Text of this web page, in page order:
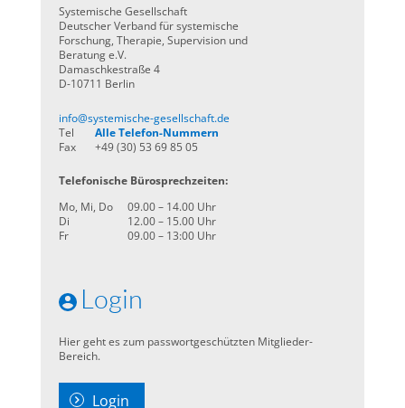
Systemische Gesellschaft
Deutscher Verband für systemische
Forschung, Therapie, Supervision und
Beratung e.V.
Damaschkestraße 4
D-10711 Berlin
info@systemische-gesellschaft.de
Tel
Alle Telefon-Nummern
Fax
+49 (30) 53 69 85 05
Telefonische Bürosprechzeiten:
Mo, Mi, Do
09.00 – 14.00 Uhr
Di
12.00 – 15.00 Uhr
Fr
09.00 – 13:00 Uhr
Login
Hier geht es zum passwortgeschützten Mitglieder-
Bereich.
Login